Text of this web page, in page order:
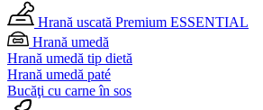
Hrană uscată Premium ESSENTIAL
Hrană umedă
Hrană umedă tip dietă
Hrană umedă paté
Bucăţi cu carne în sos